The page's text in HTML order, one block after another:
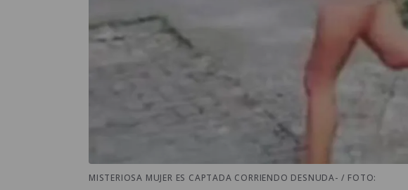
MISTERIOSA MUJER ES CAPTADA CORRIENDO DESNUDA- / FOTO: